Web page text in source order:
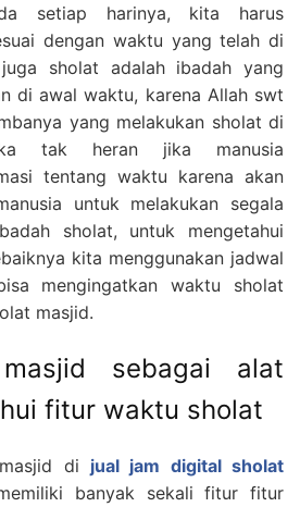
setiap harinya, kita harus
dengan waktu yang telah di
sholat adalah ibadah yang
di awal waktu, karena Allah swt
yang melakukan sholat di
tak heran jika manusia
tentang waktu karena akan
untuk melakukan segala
sholat, untuk mengetahui
kita menggunakan jadwal
mengingatkan waktu sholat
masjid.
sebagai alat
fitur waktu sholat
di jual jam digital sholat
banyak sekali fitur fitur